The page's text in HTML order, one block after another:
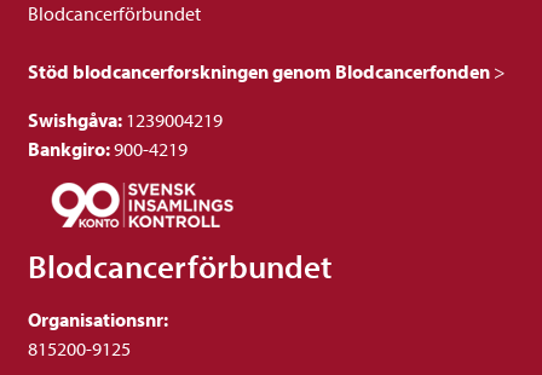
Blodcancerförbundet
Stöd blodcancerforskningen genom Blodcancerfonden >
Swishgåva: 1239004219
Bankgiro:900-4219
Blodcancerförbundet
Organisationsnr:
815200-9125